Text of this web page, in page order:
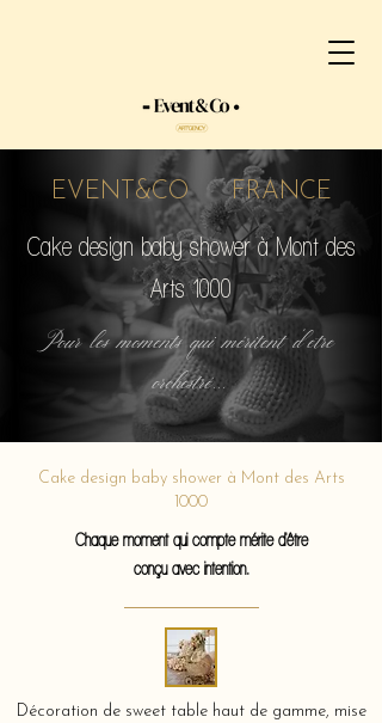
EVENT&CO FRANCE
Cake design baby shower à Mont des
Arts 1000
Pour les moments qui méritent d'etre
orchestré...
Cake design baby shower à Mont des Arts
1000
Chaque moment qui compte mérite d'être
conçu avec intention.
Décoration de sweet table haut de gamme, mise